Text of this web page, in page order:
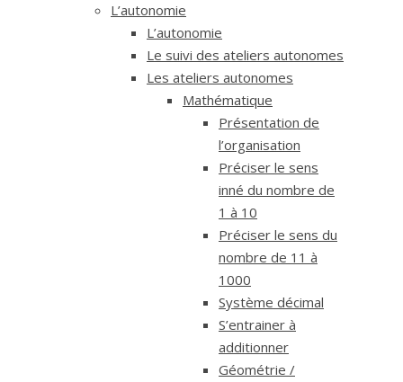
L’autonomie
L’autonomie
Le suivi des ateliers autonomes
Les ateliers autonomes
Mathématique
Présentation de
l’organisation
Préciser le sens
inné du nombre de
1 à 10
Préciser le sens du
nombre de 11 à
1000
Système décimal
S’entrainer à
additionner
Géométrie /